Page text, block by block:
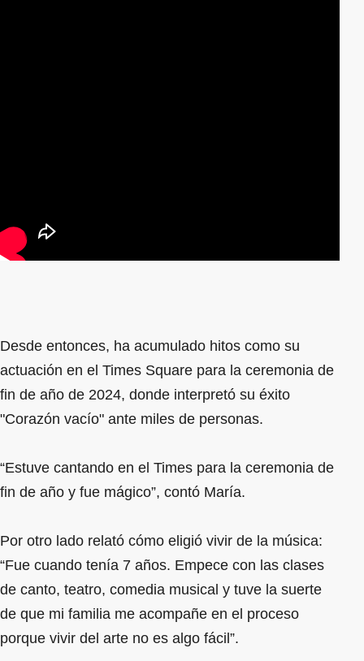
Desde entonces, ha acumulado hitos como su
actuación en el Times Square para la ceremonia de
fin de año de 2024, donde interpretó su éxito
"Corazón vacío" ante miles de personas.
“Estuve cantando en el Times para la ceremonia de
fin de año y fue mágico”, contó María.
Por otro lado relató cómo eligió vivir de la música:
“Fue cuando tenía 7 años. Empece con las clases
de canto, teatro, comedia musical y tuve la suerte
de que mi familia me acompañe en el proceso
porque vivir del arte no es algo fácil”.